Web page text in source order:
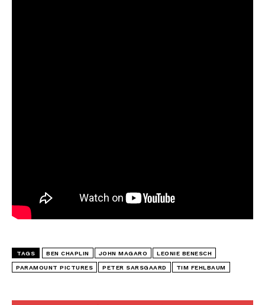
TAGS BEN CHAPLIN JOHN MAGARO LEONIE BENESCH
PARAMOUNT PICTURES PETER SARSGAARD TIM FEHLBAUM